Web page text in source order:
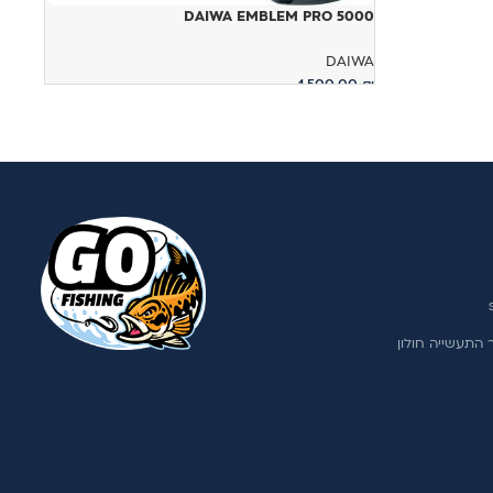
DAIWA EMBLEM PRO 5000
DAIWA
1,500.00₪